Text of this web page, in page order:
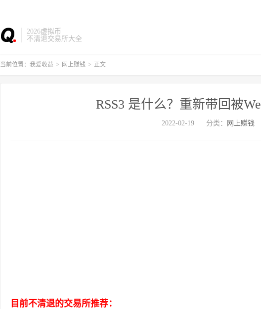
2026虚拟币
不清退交易所大全
当前位置： 我爱收益 > 网上赚钱 > 正文
RSS3 是什么？重新带回被
2022-02-19 分类： 网上赚钱
目前不清退的交易所推荐：